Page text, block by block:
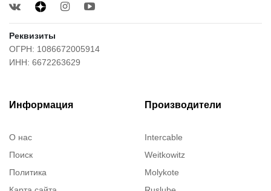
Реквизиты
ОГРН: 1086672005914
ИНН: 6672263629
Информация
О нас
Поиск
Политика
Производители
Intercable
Weitkowitz
Molykote